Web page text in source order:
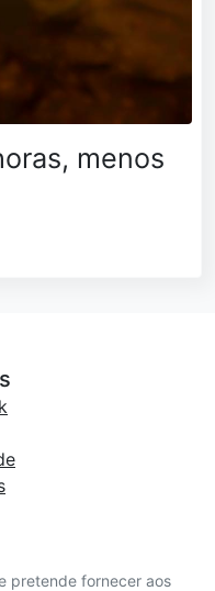
menos
pretende fornecer aos